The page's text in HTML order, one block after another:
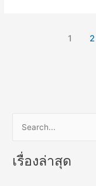
1 2
a
เรื่องล่าสุด